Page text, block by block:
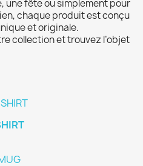
une fête ou simplement pour
chaque produit est conçu
et originale.
collection et trouvez l’objet